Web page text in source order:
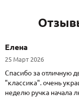
Елена
25 Март 2026
Спасибо за отличную
"классика". очень
неделю ручка начала